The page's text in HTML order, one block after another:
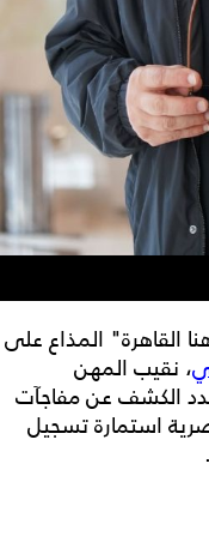
القاهرة" المذاع على
، نقيب المهن
بصدد الكشف عن مفاجآت
استمارة تسجيل
.